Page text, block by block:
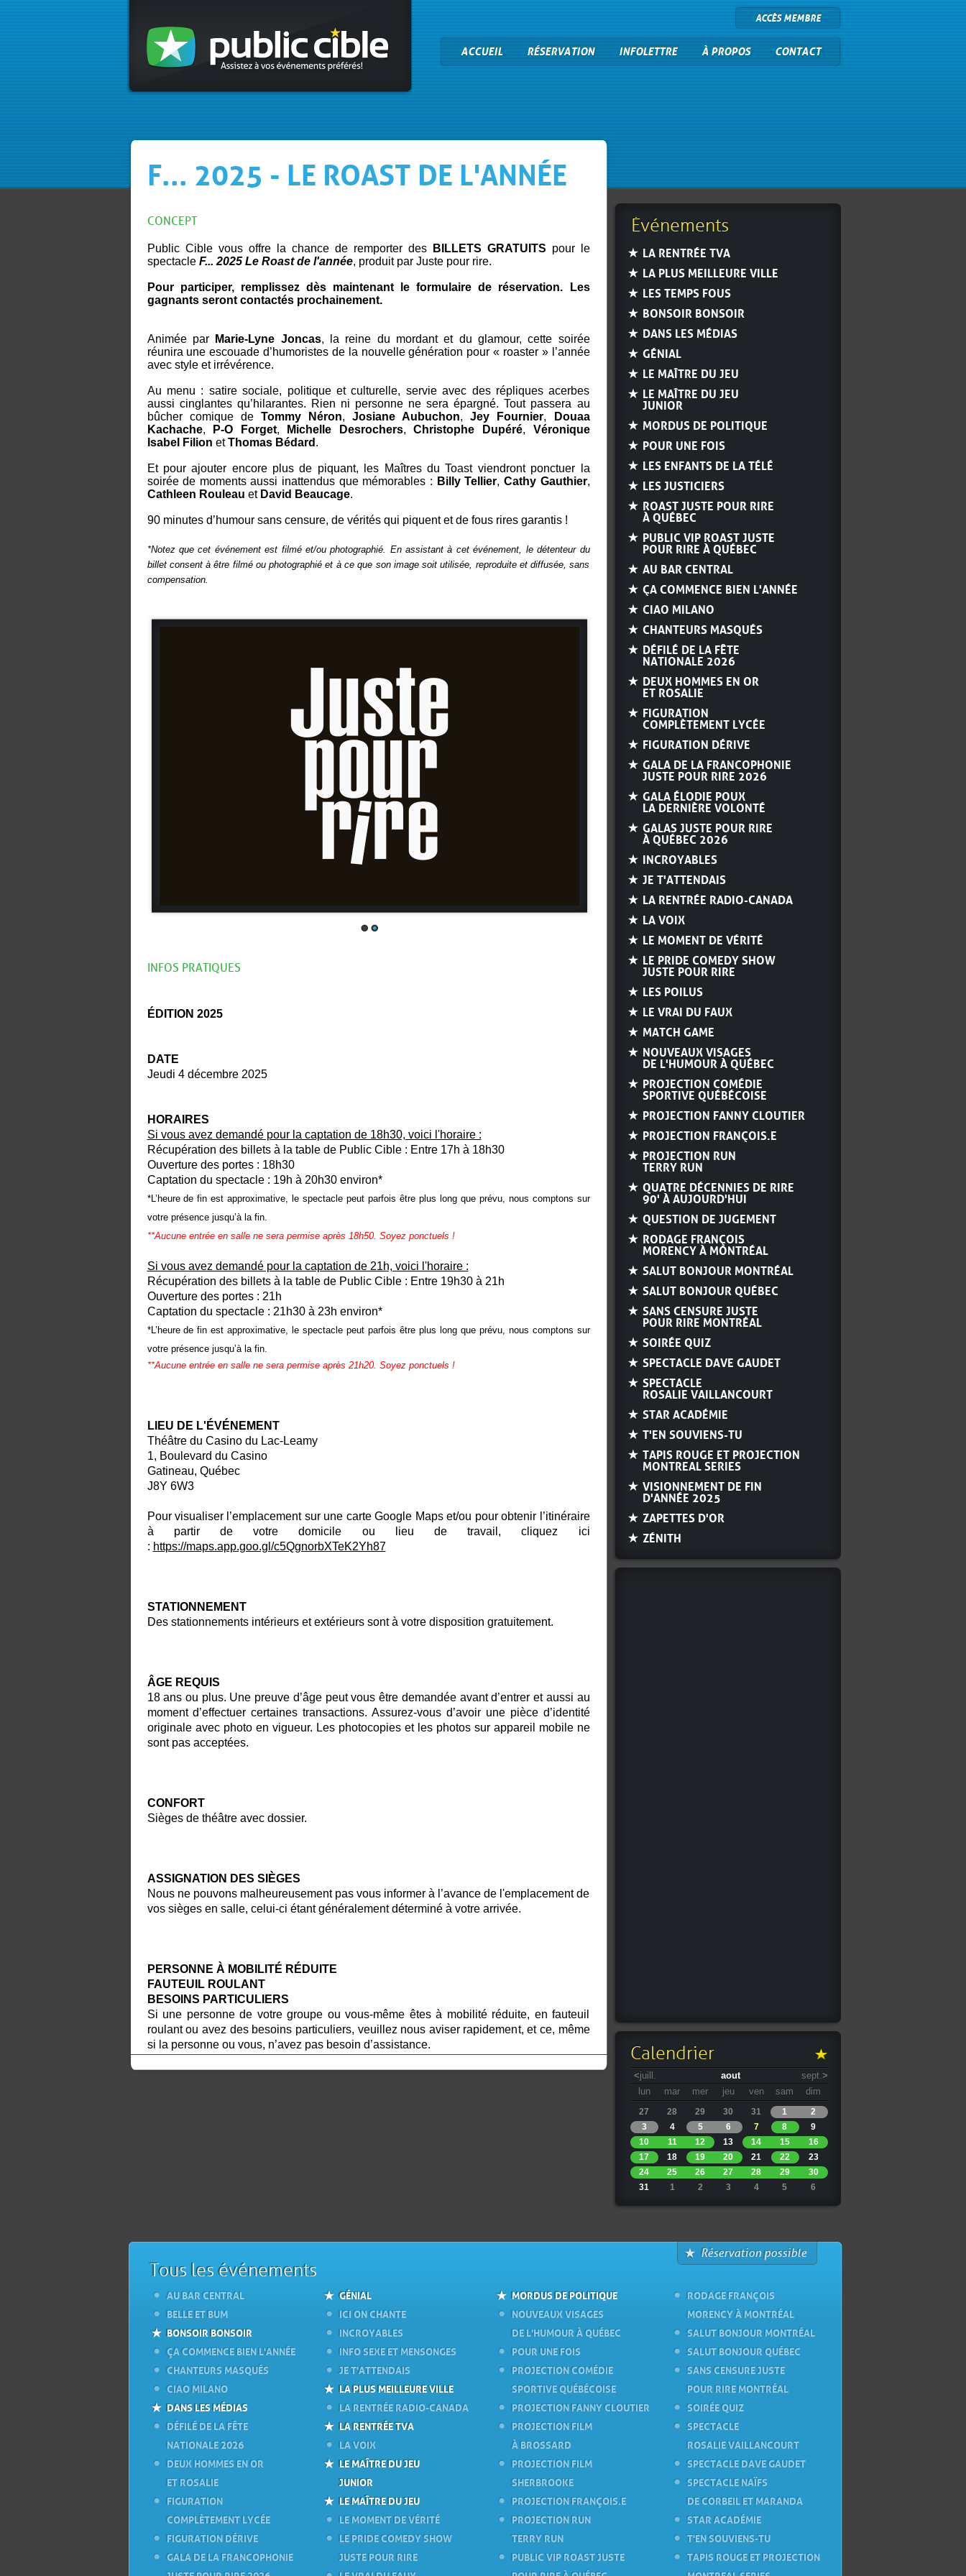
ACCÈS MEMBRE
ACCUEIL RÉSERVATION INFOLETTRE À PROPOS CONTACT
F... 2025 - LE ROAST DE L'ANNÉE
CONCEPT
Public Cible vous offre la chance de remporter des BILLETS GRATUITS pour le
spectacle F... 2025 Le Roast de l'année, produit par Juste pour rire.
Pour participer, remplissez dès maintenant le formulaire de réservation. Les
gagnants seront contactés prochainement.
Animée par Marie-Lyne Joncas, la reine du mordant et du glamour, cette soirée
réunira une escouade d’humoristes de la nouvelle génération pour « roaster » l’année
avec style et irrévérence.
Au menu : satire sociale, politique et culturelle, servie avec des répliques acerbes
aussi cinglantes qu’hilarantes. Rien ni personne ne sera épargné. Tout passera au
bûcher comique de Tommy Néron,Josiane Aubuchon,Jey Fournier,
Douaa
Kachache, P-O Forget, Michelle Desrochers,Christophe Dupéré, Véronique
Isabel Filion etThomas Bédard .
Et pour ajouter encore plus de piquant, les Maîtres du Toast viendront ponctuer la
soirée de moments aussi inattendus que mémorables : Billy Tellier, Cathy Gauthier,
Cathleen Rouleau et David Beaucage.
90 minutes d’humour sans censure, de vérités qui piquent et de fous rires garantis !
*Notez que cet événement est filmé et/ou photographié. En assistant à cet événement, le détenteur du
billet consent à être filmé ou photographié et à ce que son image soit utilisée, reproduite et diffusée, sans
compensation.
INFOS PRATIQUES
ÉDITION 2025
DATE
Jeudi 4 décembre 2025
HORAIRES
Si vous avez demandé pour la captation de 18h30, voici l'horaire :
Récupération des billets à la table de Public Cible: Entre 17h à 18h30
Ouverture des portes : 18h30
Captation du spectacle : 19h à 20h30 environ*
*L’heure de fin est approximative, le spectacle peut parfois être plus long que prévu, nous comptons sur
votre présence jusqu’à la fin.
**Aucune entrée en salle ne sera permise après 18h50. Soyez ponctuels !
Si vous avez demandé pour la captation de 21h, voici l'horaire :
Récupération des billets à la table de Public Cible: Entre 19h30 à 21h
Ouverture des portes : 21h
Captation du spectacle : 21h30 à 23h environ*
*L’heure de fin est approximative, le spectacle peut parfois être plus long que prévu, nous comptons sur
votre présence jusqu’à la fin.
**Aucune entrée en salle ne sera permise après 21h20. Soyez ponctuels !
LIEU DE L'ÉVÉNEMENT
Théâtre du Casino du Lac-Leamy
1, Boulevard du Casino
Gatineau, Québec
J8Y 6W3
Pour visualiser l’emplacement sur une carte Google Maps et/ou pour obtenir l’itinéraire
à partir de votre domicile ou lieu de travail, cliquez ici
: https://maps.app.goo.gl/c5QgnorbXTeK2Yh87
STATIONNEMENT
Des stationnements intérieurs et extérieurs sont à votre disposition gratuitement.
ÂGE REQUIS
18 ans ou plus. Une preuve d’âge peut vous être demandée avant d’entrer et aussi au
moment d’effectuer certaines transactions. Assurez-vous d’avoir une pièce d’identité
originale avec photo en vigueur. Les photocopies et les photos sur appareil mobile ne
sont pas acceptées.
CONFORT
Sièges de théâtre avec dossier.
ASSIGNATION DES SIÈGES
Nous ne pouvons malheureusement pas vous informer à l’avance de l'emplacement de
vos sièges en salle, celui-ci étant généralement déterminé à votre arrivée.
PERSONNE À MOBILITÉ RÉDUITE
FAUTEUIL ROULANT
BESOINS PARTICULIERS
Si une personne de votre groupe ou vous-même êtes à mobilité réduite, en fauteuil
roulant ou avez des besoins particuliers, veuillez nous aviser rapidement, et ce, même
si la personne ou vous, n’avez pas besoin d’assistance.
Événements
LA RENTRÉE TVA
LA PLUS MEILLEURE VILLE
LES TEMPS FOUS
BONSOIR BONSOIR
DANS LES MÉDIAS
GÉNIAL
LE MAÎTRE DU JEU
LE MAÎTRE DU JEU
JUNIOR
MORDUS DE POLITIQUE
POUR UNE FOIS
LES ENFANTS DE LA TÉLÉ
LES JUSTICIERS
ROAST JUSTE POUR RIRE
À QUÉBEC
PUBLIC VIP ROAST JUSTE
POUR RIRE À QUÉBEC
AU BAR CENTRAL
ÇA COMMENCE BIEN L'ANNÉE
CIAO MILANO
CHANTEURS MASQUÉS
DÉFILÉ DE LA FÊTE
NATIONALE 2026
DEUX HOMMES EN OR
ET ROSALIE
FIGURATION
COMPLÈTEMENT LYCÉE
FIGURATION DÉRIVE
GALA DE LA FRANCOPHONIE
JUSTE POUR RIRE 2026
GALA ÉLODIE POUX
LA DERNIÈRE VOLONTÉ
GALAS JUSTE POUR RIRE
À QUÉBEC 2026
INCROYABLES
JE T'ATTENDAIS
LA RENTRÉE RADIO-CANADA
LA VOIX
LE MOMENT DE VÉRITÉ
LE PRIDE COMEDY SHOW
JUSTE POUR RIRE
LES POILUS
LE VRAI DU FAUX
MATCH GAME
NOUVEAUX VISAGES
DE L'HUMOUR À QUÉBEC
PROJECTION COMÉDIE
SPORTIVE QUÉBÉCOISE
PROJECTION FANNY CLOUTIER
PROJECTION FRANÇOIS.E
PROJECTION RUN
TERRY RUN
QUATRE DÉCENNIES DE RIRE
90' À AUJOURD'HUI
QUESTION DE JUGEMENT
RODAGE FRANÇOIS
MORENCY À MONTRÉAL
SALUT BONJOUR MONTRÉAL
SALUT BONJOUR QUÉBEC
SANS CENSURE JUSTE
POUR RIRE MONTRÉAL
SOIRÉE QUIZ
SPECTACLE DAVE GAUDET
SPECTACLE
ROSALIE VAILLANCOURT
STAR ACADÉMIE
T'EN SOUVIENS-TU
TAPIS ROUGE ET PROJECTION
MONTREAL SERIES
VISIONNEMENT DE FIN
D'ANNÉE 2025
ZAPETTES D'OR
ZÉNITH
Calendrier
<juill. sept.>
aout
lun
mar mer jeu ven sam dim
27 28 29 30 31 1
2
3
4 5 6 7 8
9
10
11 12 13 14 15
16
17
18 19 20 21 22
23
24
25 26 27 28 29
30
31
1 2 3 4 5 6
Réservation possible
Tous les événements
AU BAR CENTRAL
BELLE ET BUM
BONSOIR BONSOIR
ÇA COMMENCE BIEN L'ANNÉE
CHANTEURS MASQUÉS
CIAO MILANO
DANS LES MÉDIAS
DÉFILÉ DE LA FÊTE
NATIONALE 2026
DEUX HOMMES EN OR
ET ROSALIE
FIGURATION
COMPLÈTEMENT LYCÉE
FIGURATION DÉRIVE
GALA DE LA FRANCOPHONIE
GÉNIAL
ICI ON CHANTE
INCROYABLES
INFO SEXE ET MENSONGES
JE T'ATTENDAIS
LA PLUS MEILLEURE VILLE
LA RENTRÉE RADIO-CANADA
LA RENTRÉE TVA
LA VOIX
LE MAÎTRE DU JEU
JUNIOR
LE MAÎTRE DU JEU
LE MOMENT DE VÉRITÉ
LE PRIDE COMEDY SHOW
JUSTE POUR RIRE
MORDUS DE POLITIQUE
NOUVEAUX VISAGES
DE L'HUMOUR À QUÉBEC
POUR UNE FOIS
PROJECTION COMÉDIE
SPORTIVE QUÉBÉCOISE
PROJECTION FANNY CLOUTIER
PROJECTION FILM
À BROSSARD
PROJECTION FILM
SHERBROOKE
PROJECTION FRANÇOIS.E
PROJECTION RUN
TERRY RUN
PUBLIC VIP ROAST JUSTE
RODAGE FRANÇOIS
MORENCY À MONTRÉAL
SALUT BONJOUR MONTRÉAL
SALUT BONJOUR QUÉBEC
SANS CENSURE JUSTE
POUR RIRE MONTRÉAL
SOIRÉE QUIZ
SPECTACLE
ROSALIE VAILLANCOURT
SPECTACLE DAVE GAUDET
SPECTACLE NAÏFS
DE CORBEIL ET MARANDA
STAR ACADÉMIE
T'EN SOUVIENS-TU
TAPIS ROUGE ET PROJECTION